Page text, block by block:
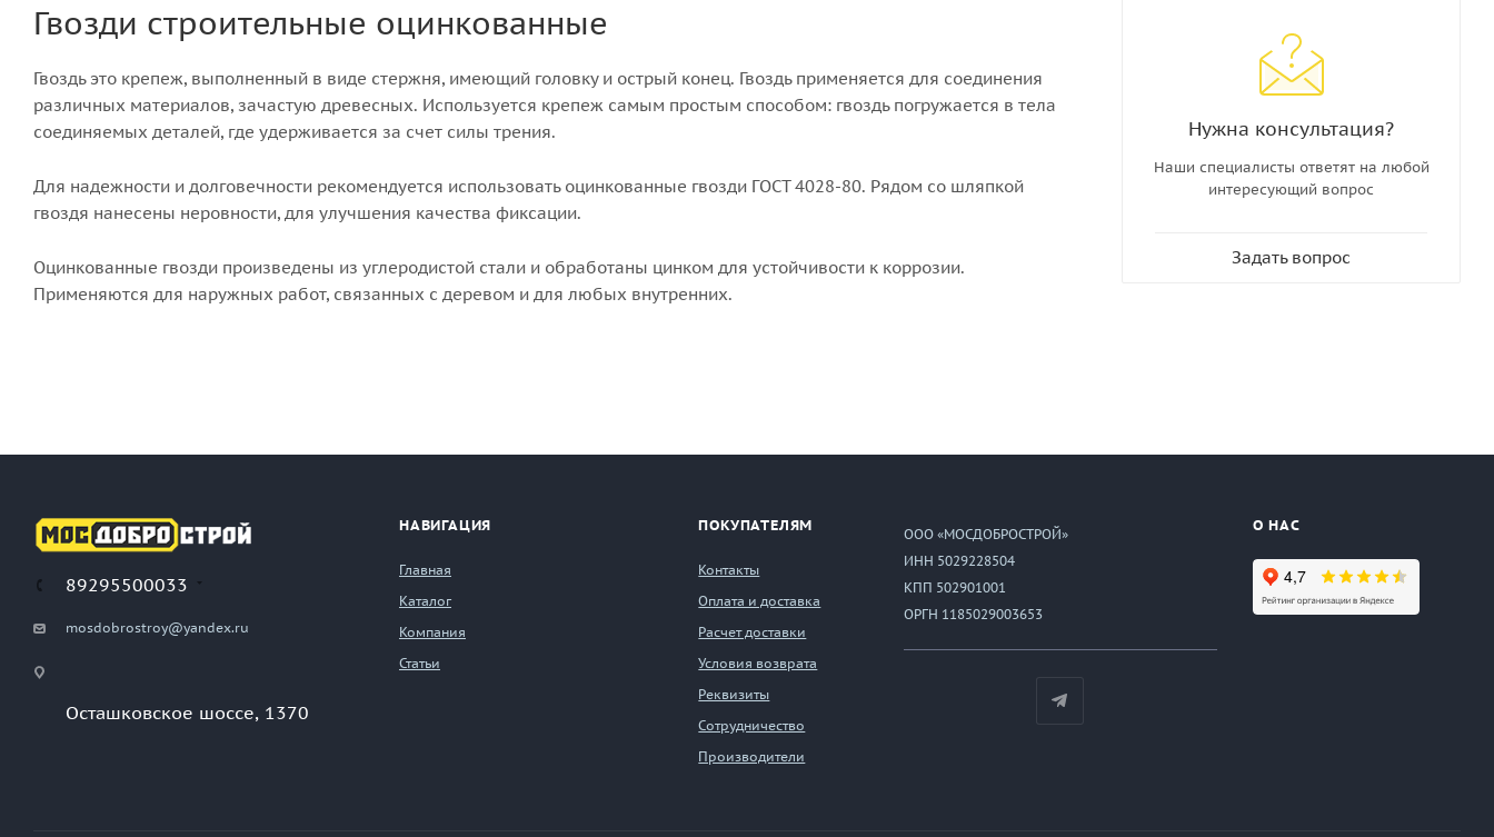
Гвозди строительные оцинкованные
Гвоздь это крепеж, выполненный в виде стержня, имеющий головку и острый конец. Гвоздь применяется для соединения
различных материалов, зачастую древесных. Используется крепеж самым простым способом: гвоздь погружается в тела
соединяемых деталей, где удерживается за счет силы трения.
Для надежности и долговечности рекомендуется использовать оцинкованные гвозди ГОСТ 4028-80. Рядом со шляпкой
гвоздя нанесены неровности, для улучшения качества фиксации.
Оцинкованные гвозди произведены из углеродистой стали и обработаны цинком для устойчивости к коррозии.
Применяются для наружных работ, связанных с деревом и для любых внутренних.
Нужна консультация?
Наши специалисты ответят на любой
интересующий вопрос
Задать вопрос
89295500033
mosdobrostroy@yandex.ru
Осташковское шоссе, 1370
НАВИГАЦИЯ
Главная
Каталог
Компания
Статьи
ПОКУПАТЕЛЯМ
Контакты
Оплата и доставка
Расчет доставки
Условия возврата
Реквизиты
Сотрудничество
Производители
ООО «МОСДОБРОСТРОЙ»
ИНН 5029228504
КПП 502901001
ОРГН 1185029003653
О НАС